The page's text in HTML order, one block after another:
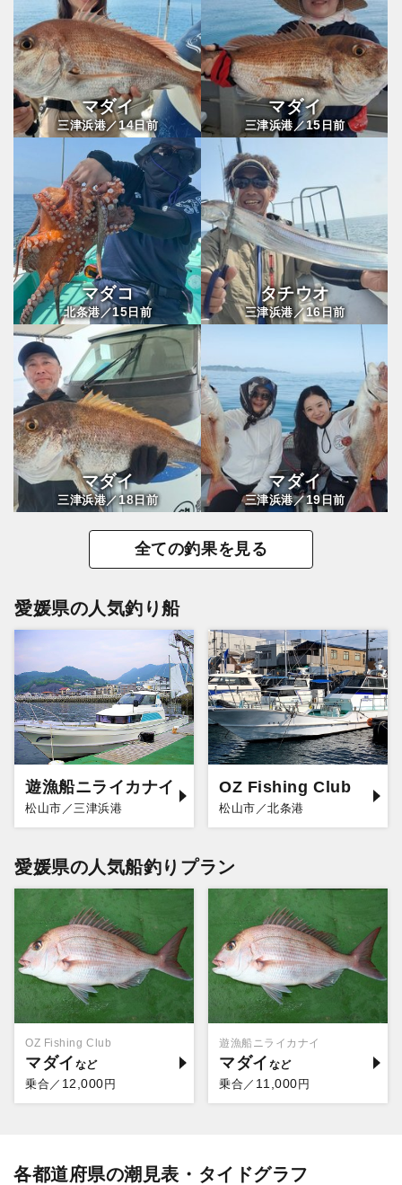
マダイ
三津浜港／14日前
マダイ
三津浜港／15 日前
マダコ
北条港／15日前
タチウオ
三津浜港／16日前
マダイ
三津浜港／18日前
マダイ
三津浜港／19日前
全ての釣果を見る
愛媛県の人気釣り船
遊漁船ニライカナイ
松山市／三津浜港
OZ Fishing Club
松山市／北条港
愛媛県の人気船釣りプラン
OZ Fishing Club
マダイ
乗合／ 12,000円
遊漁船ニライカナイ
マダイ
乗合／ 11,000円
各都道府県の潮見表・タイドグラフ